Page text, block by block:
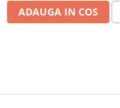
ADAUGA IN COS